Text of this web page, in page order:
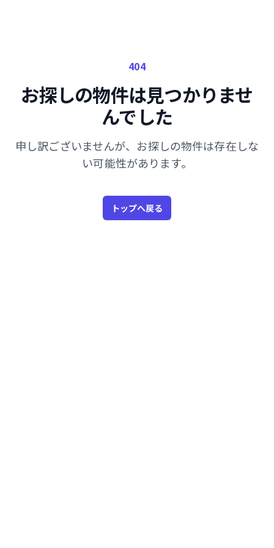
404
お探しの物件は見つかりませ
んでした
申し訳ございませんが、お探しの物件は存在しな
い可能性があります。
トップへ戻る